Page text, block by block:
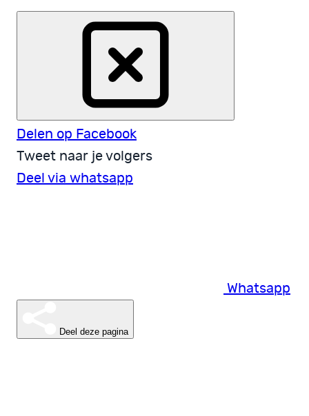
Delen op Facebook
Tweet naar je volgers
Deel via whatsapp
Whatsapp
Deel deze pagina